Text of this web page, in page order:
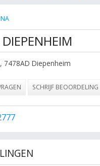
, 7478AD Diepenheim
SCHRIJF BEOORDELING